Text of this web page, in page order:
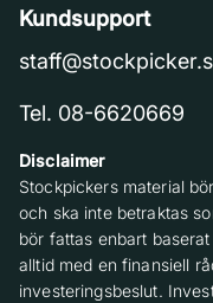
Kundsupport
Tel. 08-6620669
Disclaimer
Stockpickers material
och ska inte betraktas
bör fattas enbart
alltid med en finansiell
investeringsbeslut.